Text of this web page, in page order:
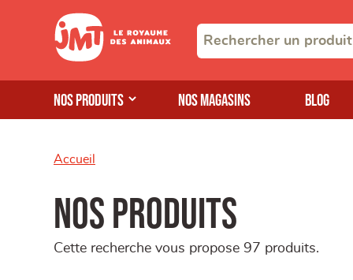
Nos produits Nos magasins Blog
Accueil
Nos produits
Cette recherche vous propose 97 produits.